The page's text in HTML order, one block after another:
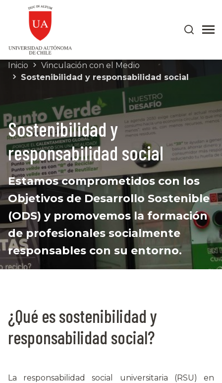
Inicio
Vinculación con el Medio
Sostenibilidad y responsabilidad social
Sostenibilidad y
responsabilidad social
Estamos comprometidos con los
Objetivos de Desarrollo Sostenible
(ODS) y promovemos la formación
de profesionales socialmente
responsables con su entorno.
¿Qué es sostenibilidad y
responsabilidad social?
La responsabilidad social universitaria (RSU) en